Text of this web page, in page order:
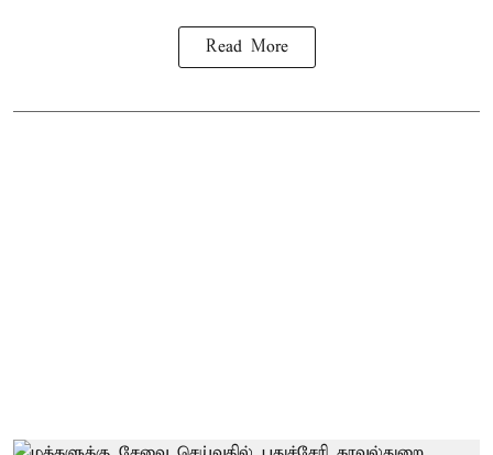
Read More